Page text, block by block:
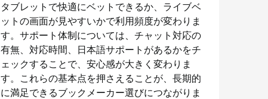
タブレットで快適にベットできるか、ライブベ
ットの画面が見やすいかで利用頻度が変わりま
す。サポート体制については、チャット対応の
有無、対応時間、日本語サポートがあるかをチ
ェックすることで、安心感が大きく変わりま
す。これらの基本点を押さえることが、長期的
に満足できるブックメーカー選びにつながりま